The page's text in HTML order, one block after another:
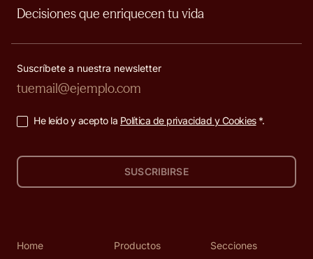
Decisiones que enriquecen tu vida
Suscríbete a nuestra newsletter
He leído y acepto la Política de privacidad y Cookies*.
SUSCRIBIRSE
Home Productos Secciones